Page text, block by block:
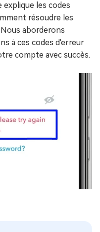
explique les codes
résoudre les
aborderons
à ces codes d'erreur
compte avec succès.